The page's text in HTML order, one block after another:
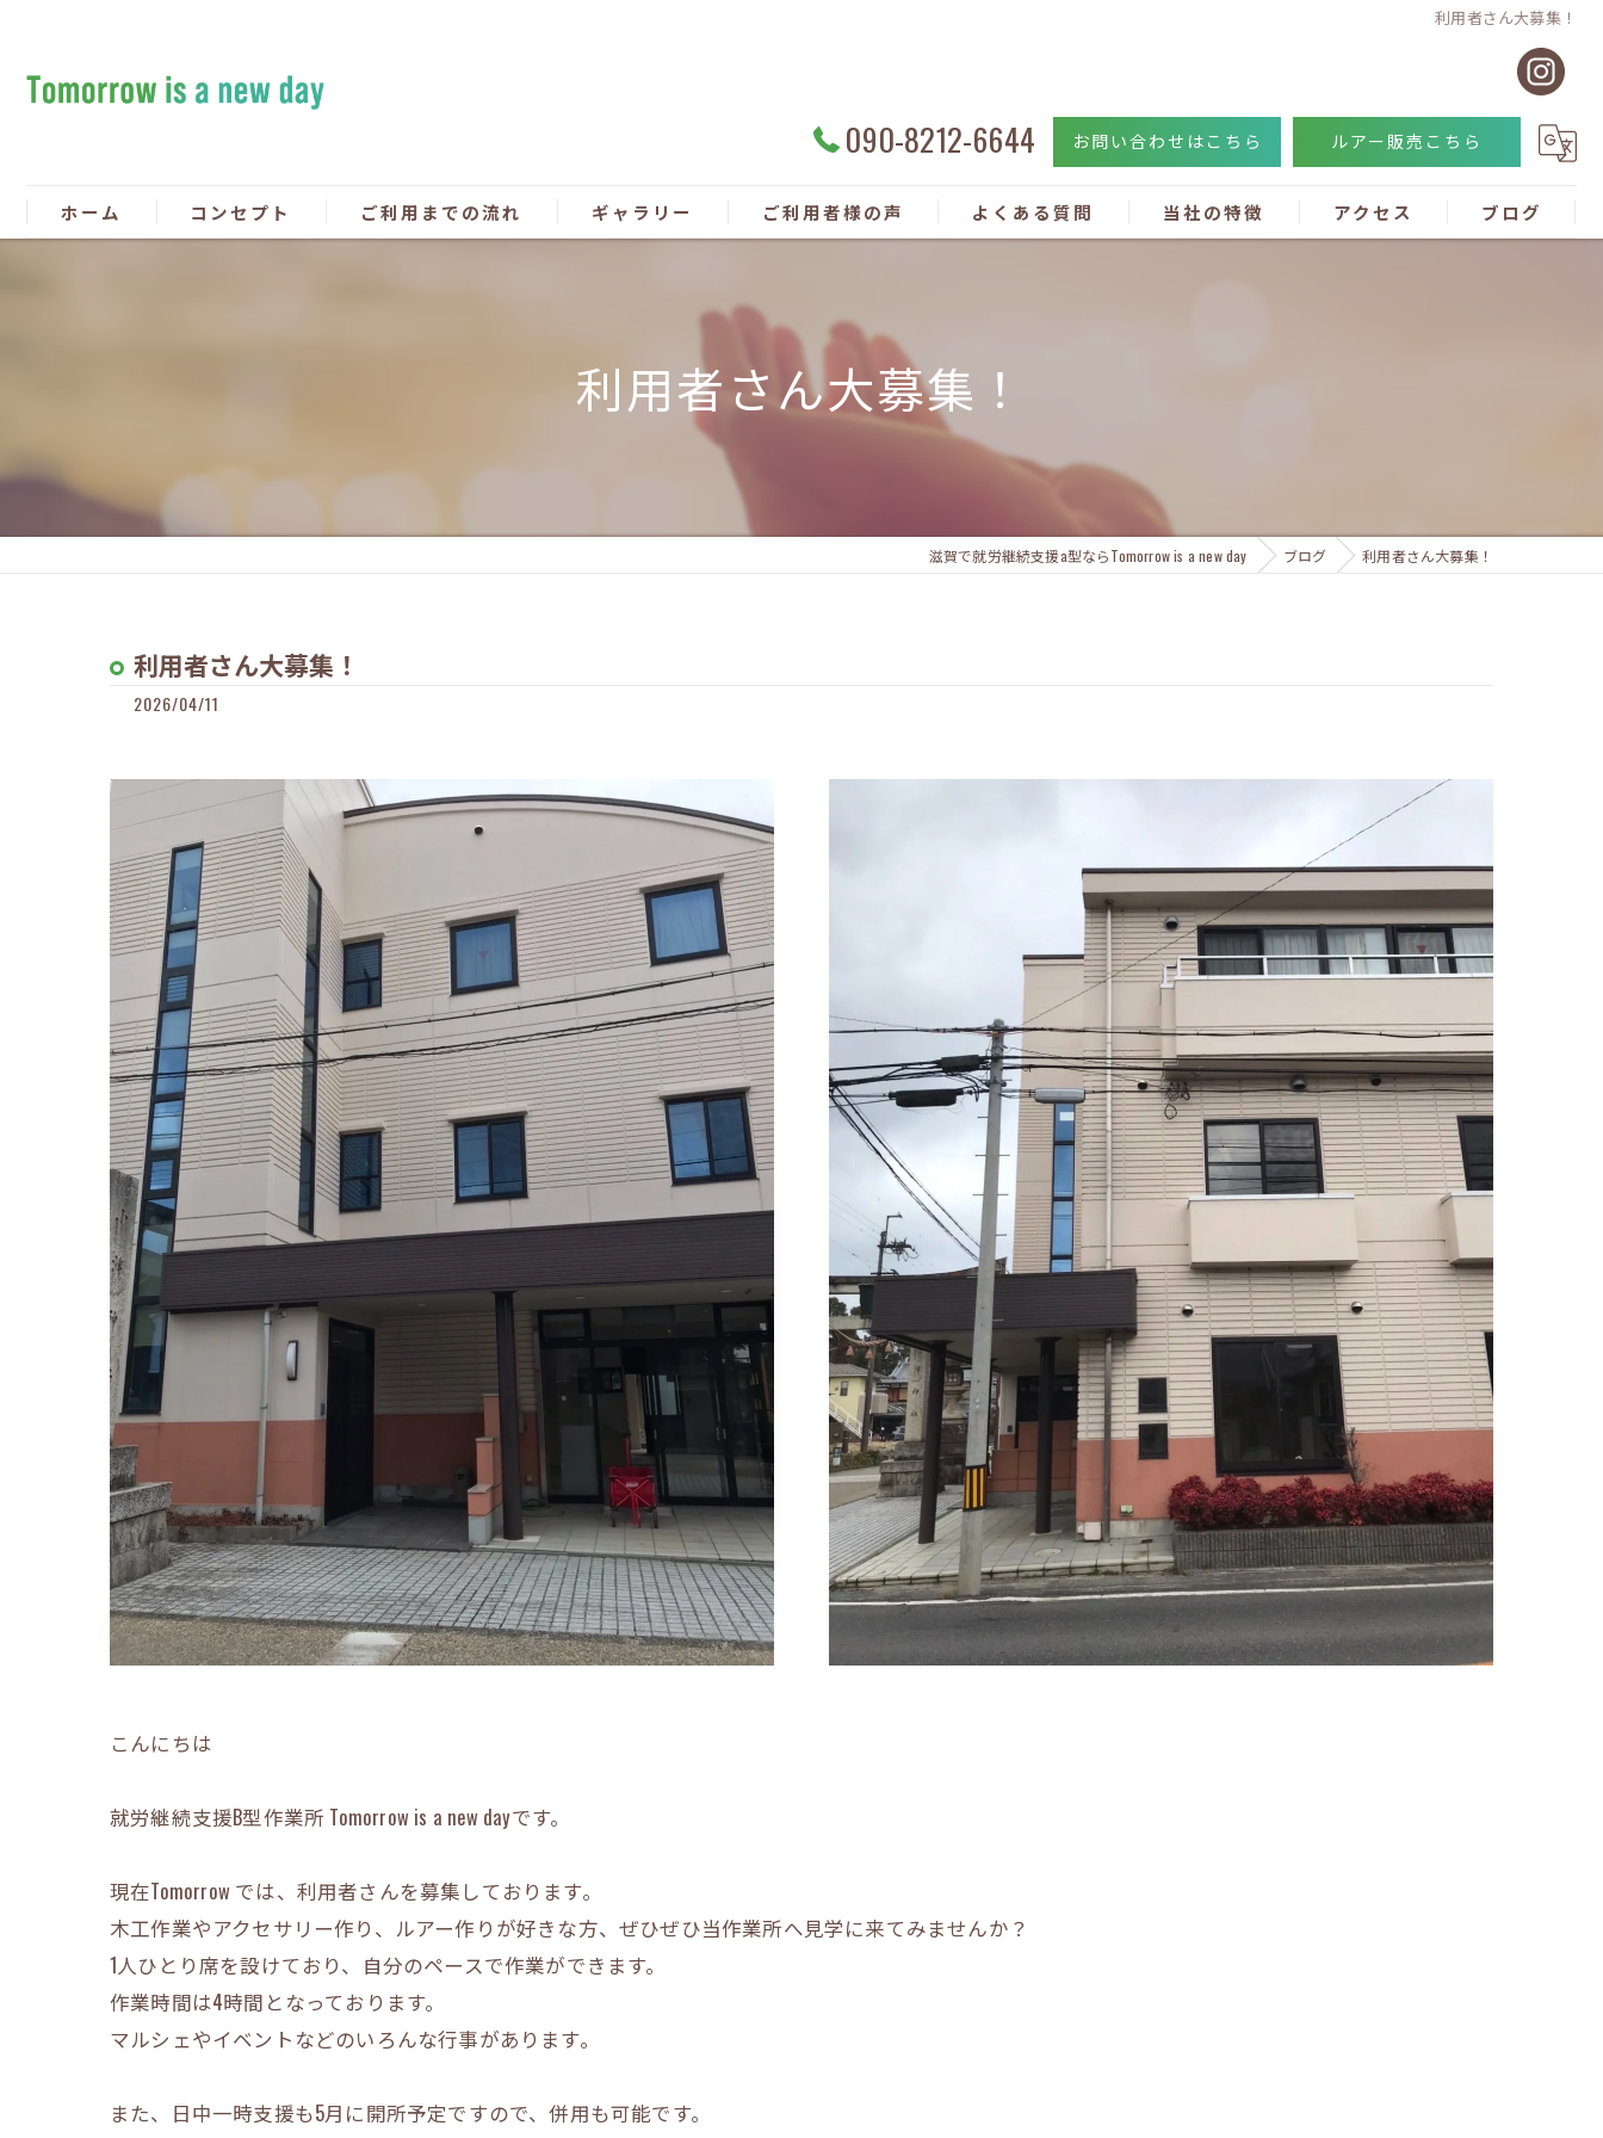
利用者さん大募集！
090-8212-6644 お問い合わせはこちら ルアー販売こちら
ホーム コンセプト ご利用までの流れ ギャラリー ご利用者様の声 よくある質問 当社の特徴 アクセス ブログ
利用者さん大募集！
滋賀で就労継続支援a型ならTomorrow is a new day ブログ 利用者さん大募集！
利用者さん大募集！
2026/04/11
こんにちは
就労継続支援B型作業所 Tomorrow is a new dayです。
現在Tomorrow では、利用者さんを募集しております。
木工作業やアクセサリー作り、ルアー作りが好きな方、ぜひぜひ当作業所へ見学に来てみませんか？
1人ひとり席を設けており、自分のペースで作業ができます。
作業時間は4時間となっております。
マルシェやイベントなどのいろんな行事があります。
また、日中一時支援も5月に開所予定ですので、併用も可能です。